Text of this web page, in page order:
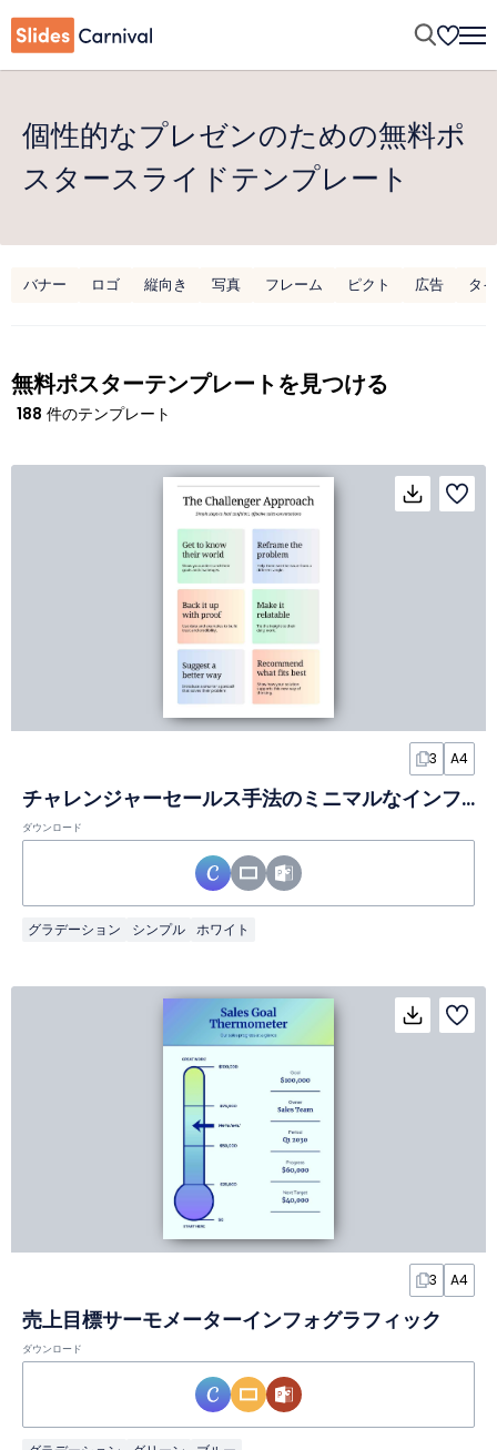
個性的なプレゼンのための無料ポ
スタースライドテンプレート
バナー ロゴ 縦向き 写真 フレーム ピクト 広告 タ
無料ポスターテンプレートを見つける
188 件のテンプレート
3 A4
チャレンジャーセールス手法のミニマルなインフォグラフィック
ダウンロード
グラデーション シンプル ホワイト
3 A4
売上目標サーモメーターインフォグラフィック
ダウンロード